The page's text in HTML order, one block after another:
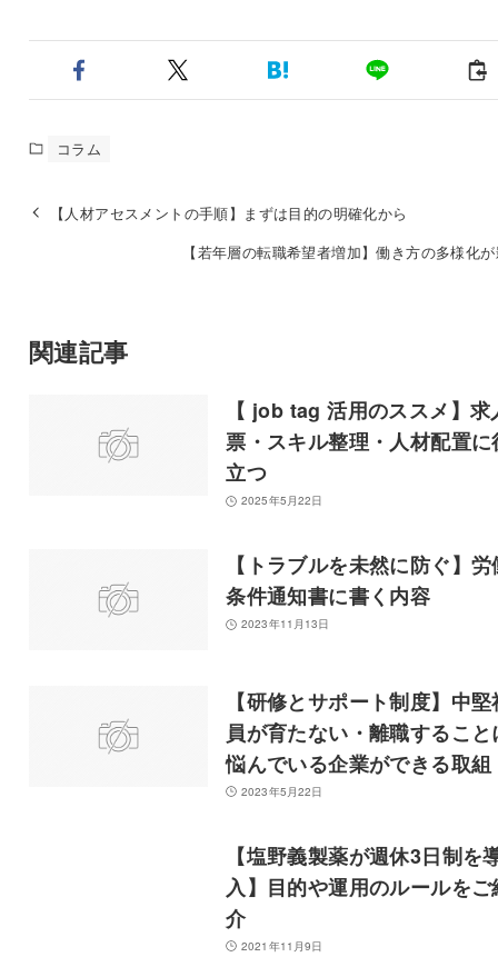
コラム
【人材アセスメントの手順】まずは目的の明確化から
【若年層の転職希望者増加】働き方の多様化
関連記事
【 job tag 活用のススメ】求
票・スキル整理・人材配置に
立つ
2025年5月22日
【トラブルを未然に防ぐ】労
条件通知書に書く内容
2023年11月13日
【研修とサポート制度】中堅
員が育たない・離職すること
悩んでいる企業ができる取組
2023年5月22日
【塩野義製薬が週休3日制を
入】目的や運用のルールをご
介
2021年11月9日